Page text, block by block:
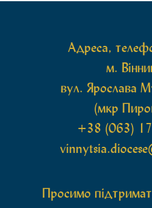
Адреса,
м.
вул. Ярослава
(мкр
+38 (063)
Просимо